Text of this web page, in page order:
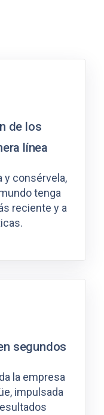
de los
línea
y consérvela,
tenga
reciente y a
segundos
la empresa
impulsada